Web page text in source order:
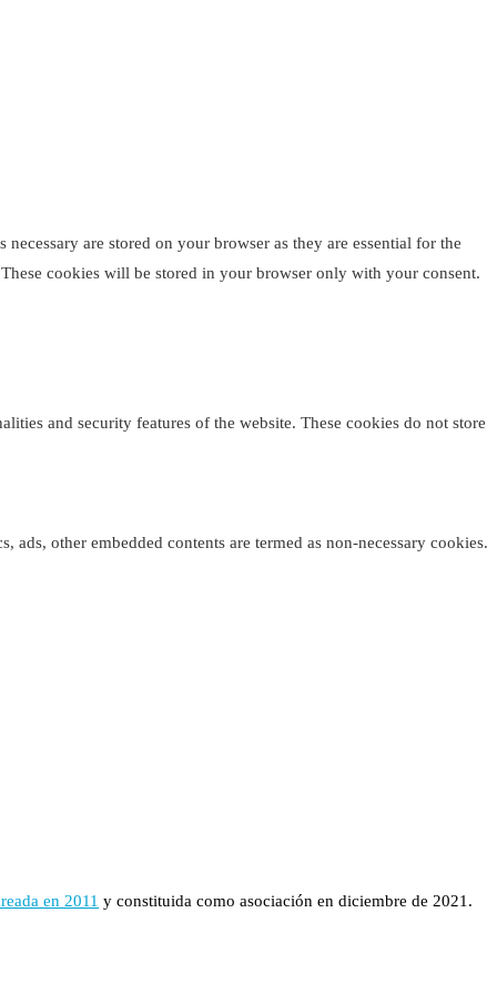
are stored on your browser as they are essential for the
cookies will be stored in your browser only with your consent.
and security features of the website. These cookies do not store
other embedded contents are termed as non-necessary cookies.
en 2011 y constituida como asociación en diciembre de 2021.